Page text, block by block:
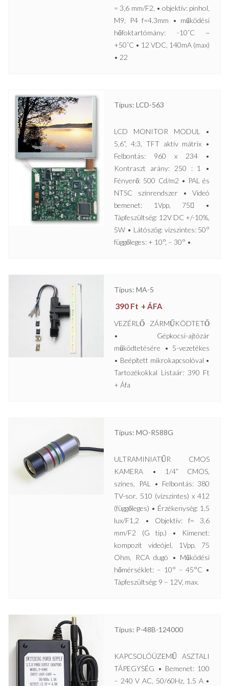
= 3,6 mm/F2, • objektív: pinhol,
M9, P4 f=4.3mm • működési
hőfoktartómány: -10˚C ~
+50˚C • 12 VDC, 140mA (max)
• 22
Típus: LCD-563
LCD MONITOR MODUL •
5,6”, 4:3, TFT aktív mátrix •
Felbontás: 960 x 234 •
Kontraszt arány: 250 : 1 •
Fényerő: 500 Cd/m2 • PAL és
NTSC színrendszer • Videó
bemenet: 1Vpp, 75 •
Tápfeszültség: 12V DC +/-10%,
5W • Látószög: vízszintes: 50°
függőleges: + 10°, – 30° •
Típus: MA-5
390 Ft + ÁFA
VEZÉRLŐ ZÁRMŰKÖDTETŐ
• Gépkocsi-ajtózár
működtetésére • 5-vezetékes
• Beépített mikrokapcsolóval •
Tartozékokkal Listaár: 390 Ft
+ Áfa
Típus: MO-R588G
ULTRAMINIATŰR CMOS
KAMERA • 1/4” CMOS,
színes, PAL • Felbontás: 380
TV-sor, 510 (vízszintes) x 412
(függőleges) • Érzékenység: 1,5
lux/F1,2 • Objektív: f= 3,6
mm/F2 (G tip.) • Kimenet:
kompozit videójel, 1Vpp, 75
Ohm, RCA dugó • Működési
hőmérséklet: – 10° – 45°C •
Tápfeszültség: 9 – 12V, max.
Típus: P-48B-124000
KAPCSOLÓÜZEMŰ ASZTALI
TÁPEGYSÉG • Bemenet: 100
– 240 V AC, 50/60Hz, 1.5 A •